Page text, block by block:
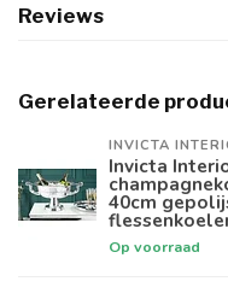
Reviews
Gerelateerde
INVICTA
Invicta
40cm
Op voorraad